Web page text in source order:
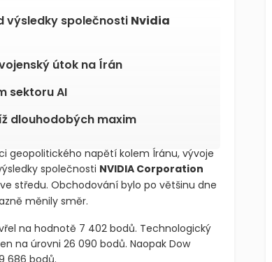
výsledky společnosti Nvidia
útok na Írán
sektoru AI
dlouhodobých maxim
geopolitického napětí kolem Íránu, vývoje
společnosti NVIDIA Corporation
středu. Obchodování bylo po většinu dne
měnily směr.
na hodnotě 7 402 bodů. Technologický
na úrovni 26 090 bodů. Naopak Dow